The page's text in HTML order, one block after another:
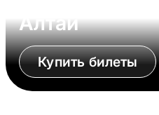
Алтай
Купить билеты